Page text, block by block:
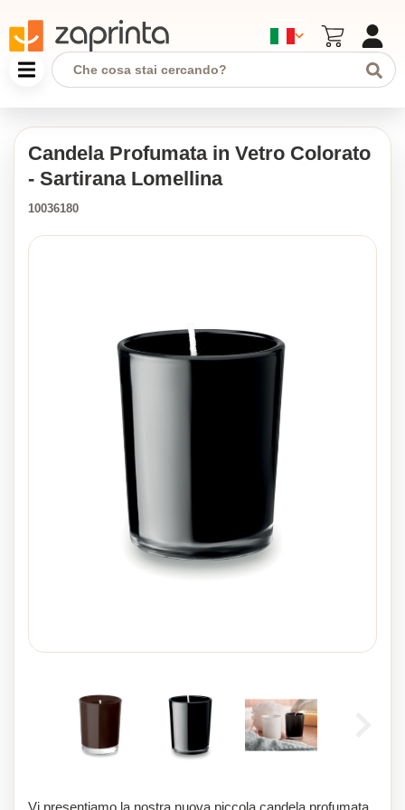
Candela Profumata in Vetro Colorato
- Sartirana Lomellina
10036180
Vi presentiamo la nostra nuova piccola candela profumata